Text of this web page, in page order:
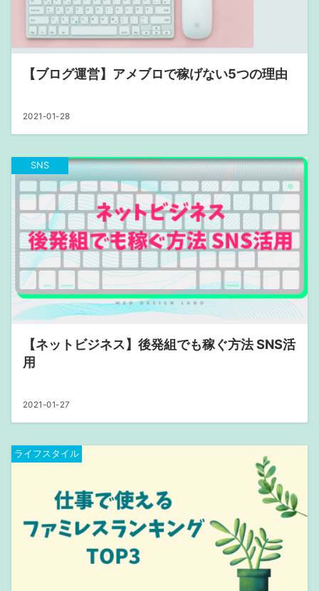
【ブログ運営】アメブロで稼げない5つの理由
2021-01-28
SNS
【ネットビジネス】後発組でも稼ぐ方法 SNS活
用
2021-01-27
ライフスタイル